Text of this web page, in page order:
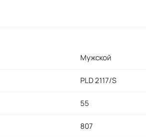
Мужской
PLD 2117/S
55
807